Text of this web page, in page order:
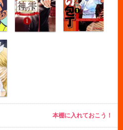
本棚に入れておこう！